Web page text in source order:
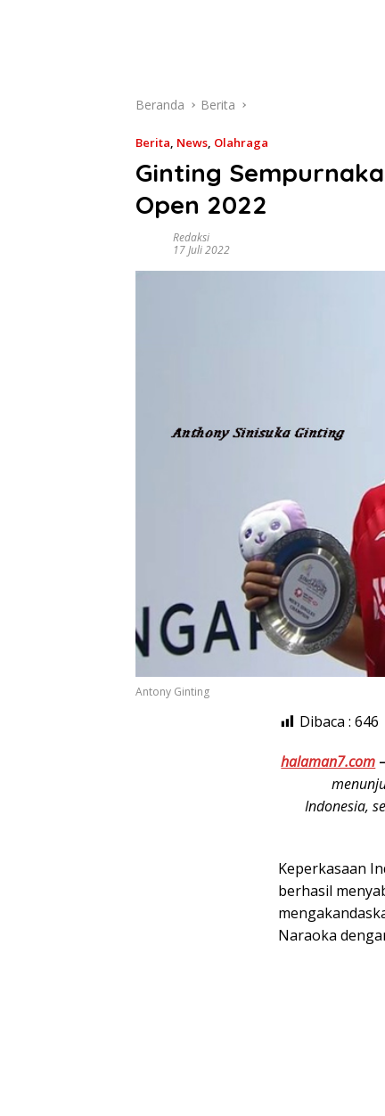
Beranda Berita
Berita, News, Olahraga
Ginting
Open 2022
Redaksi
17 Juli 2022
Antony Ginting
Dibaca : 646
halaman7.com –
Indonesia,
Keperkasaan
berhasil
Naraoka